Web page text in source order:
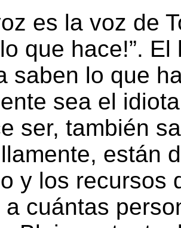
es la voz de
que hace!”.
saben lo que
sea el
ser, también
están
y los recursos
a cuántas